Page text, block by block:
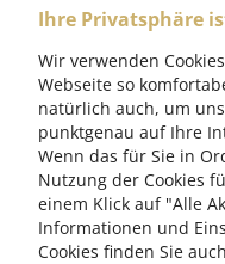
Ihre Privatsphäre
Wir verwenden
Webseite so
natürlich auch, um
punktgenau auf Ihre
Wenn das für Sie in
Nutzung der Cookies
einem Klick auf "Alle
Informationen und
Cookies finden Sie